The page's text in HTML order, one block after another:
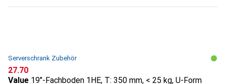
Serverschrank Zubehör
CHF
27.70
Value 19"-Fachboden 1HE, T: 350 mm, < 25 kg, U-Form